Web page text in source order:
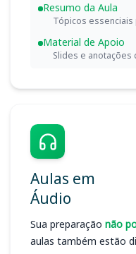
Resumo da Aula
Tópicos
Material de Apoio
Slides e
Aulas em
Áudio
Sua preparação não
aulas também estão